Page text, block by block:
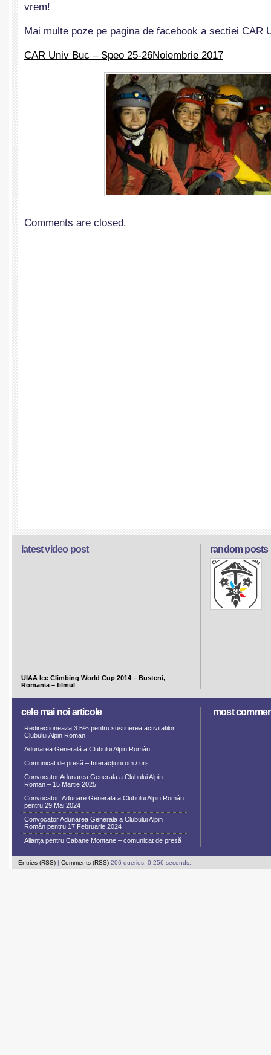
vrem!
Mai multe poze pe pagina de facebook a sectiei CAR
CAR Univ Buc – Speo 25-26Noiembrie 2017
Comments are closed.
random posts
latest video post
UIAA Ice Climbing World Cup 2014 – Busteni,
Romania – filmul
cele mai noi articole
Redirectioneaza 3.5% pentru sustinerea activitatilor
Clubului Alpin Roman
Adunarea Generală a Clubului Alpin Român
Comunicat de presă – Interacțiuni om / urs
Convocator Adunarea Generala a Clubului Alpin
Roman – 15 Martie 2025
Convocator: Adunare Generala a Clubului Alpin Român
pentru 29 Mai 2024
Convocator Adunarea Generala a Clubului Alpin
Român pentru 17 Februarie 2024
Alianța pentru Cabane Montane – comunicat de presă
most
Entries (RSS) | Comments (RSS) 206 queries. 0.256 seconds.